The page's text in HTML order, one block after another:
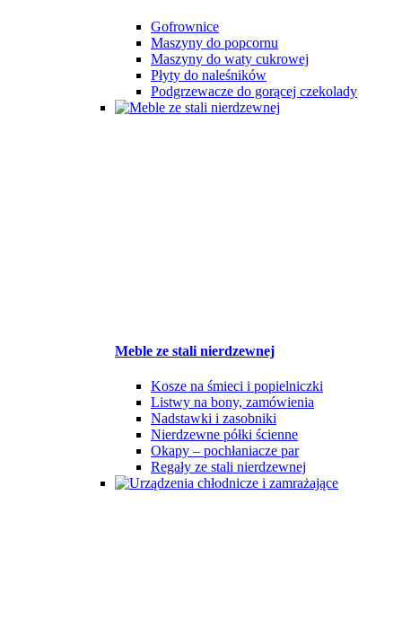
Gofrownice
Maszyny do popcornu
Maszyny do waty cukrowej
Płyty do naleśników
Podgrzewacze do gorącej czekolady
Meble ze stali nierdzewnej
Kosze na śmieci i popielniczki
Listwy na bony, zamówienia
Nadstawki i zasobniki
Nierdzewne półki ścienne
Okapy – pochłaniacze par
Regały ze stali nierdzewnej